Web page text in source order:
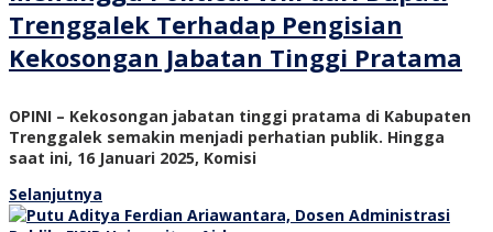
Trenggalek Terhadap Pengisian
Kekosongan Jabatan Tinggi Pratama
OPINI – Kekosongan jabatan tinggi pratama di Kabupaten
Trenggalek semakin menjadi perhatian publik. Hingga
saat ini, 16 Januari 2025, Komisi
Selanjutnya